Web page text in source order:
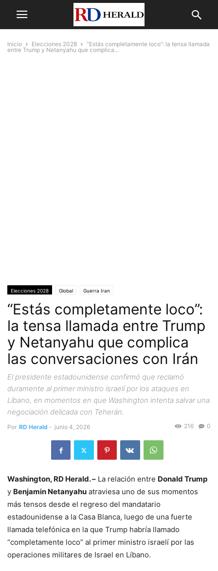
Inicio Elecciones 2028
“Estás completamente loco”: la tensa llamada
entre Trump y Netanyahu que complica...
Elecciones 2028 Global Guerra Iran
“Estás completamente loco”:
la tensa llamada entre Trump
y Netanyahu que complica
las conversaciones con Irán
El presidente estadounidense confirmó que reclamó
duramente al primer ministro israelí por los ataques en
Líbano, en momentos en que Washington intenta salvar una
negociación delicada con Teherán.
Por RD Herald - junio 4, 2026 0
216
Washington, RD Herald. – La relación entre Donald Trump
y Benjamin Netanyahu atraviesa uno de sus momentos
más tensos desde el regreso del mandatario
estadounidense a la Casa Blanca, luego de una fuerte
llamada telefónica en la que Trump habría llamado
“completamente loco” al primer ministro israelí por las
operaciones militares de Israel en Líbano.